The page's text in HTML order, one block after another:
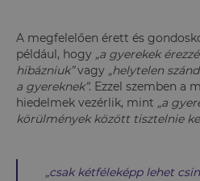
A megfelelően érett és
például, hogy „a gyerekek
hibázniuk”vagy „helytelen
a gyereknek”. Ezzel szemben a
hiedelmek vezérlik, mint „a
körülmények között tisztelnie
„csak kétféleképp lehet